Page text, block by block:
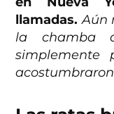
llamadas. Aún
la chamba
simplemente